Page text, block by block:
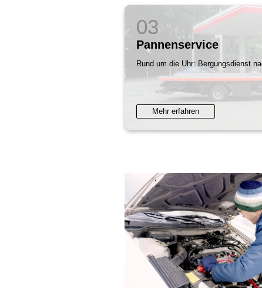
Pannenservice
Rund um die Uhr: Bergungsdienst
Mehr erfahren